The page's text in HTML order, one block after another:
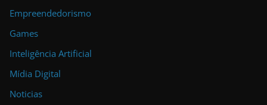
Empreendedorismo
Games
Inteligência Artificial
Mídia Digital
Noticias